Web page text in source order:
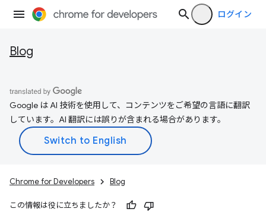
ログイン
Blog
Google は AI 技術を使用して、コンテンツをご希望の言語に翻訳
しています。AI 翻訳には誤りが含まれる場合があります。
Chrome for Developers Blog
この情報は役に立ちましたか？